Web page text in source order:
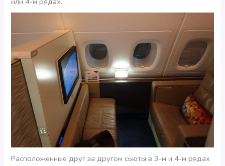
Расположенные друг за другом сьюты в 3-м и 4-м рядах